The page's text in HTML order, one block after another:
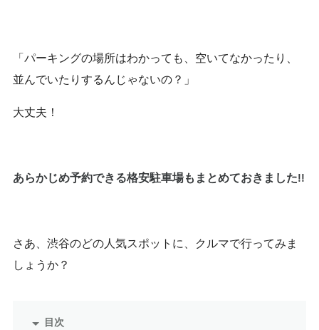
「パーキングの場所はわかっても、空いてなかったり、
並んでいたりするんじゃないの？」
大丈夫！
あらかじめ予約できる格安駐車場もまとめておきました!!
さあ、渋谷のどの人気スポットに、クルマで行ってみま
しょうか？
目次